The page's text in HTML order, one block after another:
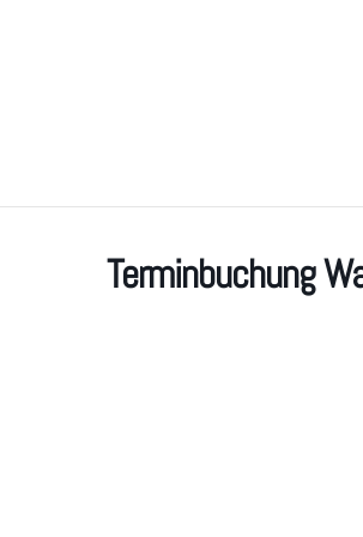
Terminbuchung